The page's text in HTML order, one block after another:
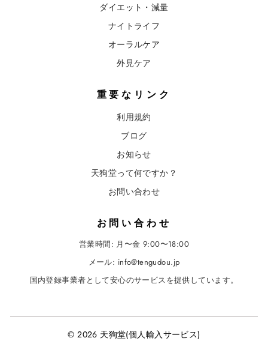
ダイエット・減量
ナイトライフ
オーラルケア
外見ケア
重要なリンク
利用規約
ブログ
お知らせ
天狗堂って何ですか？
お問い合わせ
お問い合わせ
営業時間: 月〜金 9:00〜18:00
メール: info@tengudou.jp
国内登録事業者として安心のサービスを提供しています。
© 2026 天狗堂(個人輸入サービス)